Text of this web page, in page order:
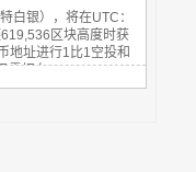
白银），将在UTC：
区块高度时获
地址进行1比1空投和
需把在UT...